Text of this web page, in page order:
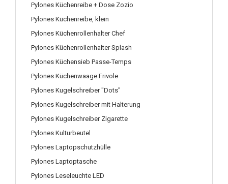
Pylones Küchenreibe + Dose Zozio
Pylones Küchenreibe, klein
Pylones Küchenrollenhalter Chef
Pylones Küchenrollenhalter Splash
Pylones Küchensieb Passe-Temps
Pylones Küchenwaage Frivole
Pylones Kugelschreiber "Dots"
Pylones Kugelschreiber mit Halterung
Pylones Kugelschreiber Zigarette
Pylones Kulturbeutel
Pylones Laptopschutzhülle
Pylones Laptoptasche
Pylones Leseleuchte LED